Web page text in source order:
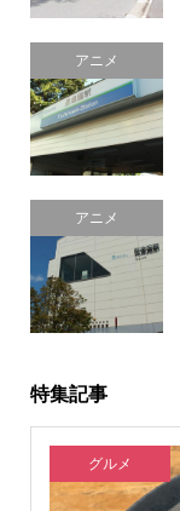
アニメ
アニメ
特集記事
グルメ